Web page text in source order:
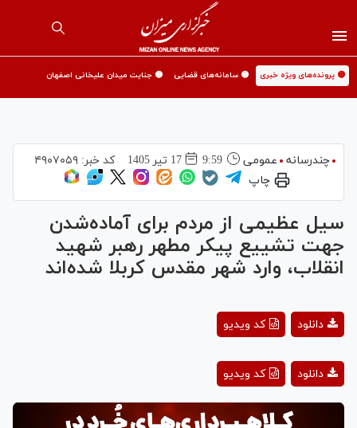
🟡 پرونده‌های ویژه خبری 🟡 سامانه‌های قضایی 🟡 جنایت میدان علیخانی اصفهان
چندرسانه عمومی 9:59 17 تير 1405 کد خبر: ۴۹۰۷۰۵۹
چاپ
سیل عظیمی از مردم برای آماده‌شدن
جهت تشییع پیکر مطهر رهبر شهید
انقلاب، وارد شهر مقدس کربلا شده‌اند
Playکد ویدیو دانلود
Play
Video
کد ویدیو دانلود